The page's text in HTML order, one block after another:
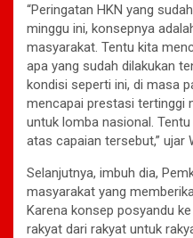
“Peringatan HKN yang
minggu ini, konsepnya
masyarakat. Tentu kita
apa yang sudah dilakukan
kondisi seperti ini, di masa
mencapai prestasi tertinggi
untuk lomba nasional.
atas capaian tersebut,” ujar
Selanjutnya, imbuh dia,
masyarakat yang
Karena konsep posyandu
rakyat dari rakyat untuk